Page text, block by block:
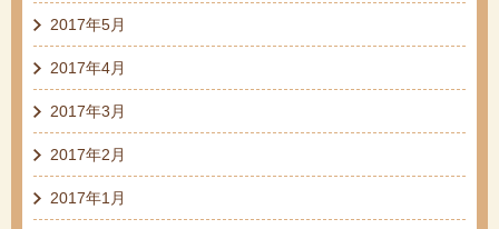
2017年5月
2017年4月
2017年3月
2017年2月
2017年1月